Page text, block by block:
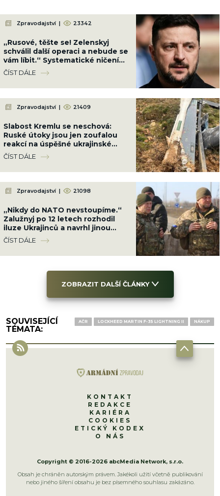
Zpravodajství | 23342
„Rusové, těšte se! Zelenskyj
schválil další operaci a nebude se
vám líbit.“ Systematické ničení
zla pokračuje
ČÍST DÁLE
Zpravodajství | 21409
Slabost Kremlu se neschová:
Ruské útoky jsou jen zoufalou
reakcí na úspěšné ukrajinské
údery v zázemí
ČÍST DÁLE
Zpravodajství | 21098
„Nikdy do NATO nevstoupíme.“
Zalužnyj po 12 letech rozhodil
iluze Ukrajinců a navrhl jinou
cestu, ale ani ta se Rusům nelíbí
ČÍST DÁLE
ZOBRAZIT DALŠÍ ČLÁNKY
SOUVISEJÍCÍ
TÉMATA:
AČR LOCKHEED MARTIN F-35 LIGHTNING II NÁKUP
KONTAKT
REDAKCE
KARIÉRA
COOKIES
ETICKÝ KODEX
O NÁS
Copyright © 2016-2026 abcMedia Network, s.r.o.
Obsah je chráněn autorským právem. Jakékoli užití včetně publikování
nebo jiného šíření obsahu je bez písemného souhlasu zakázáno.